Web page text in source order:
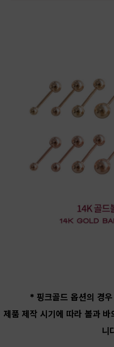
* 핑크골드 옵션의 경
제품 제작 시기에 따라 볼과 바
니